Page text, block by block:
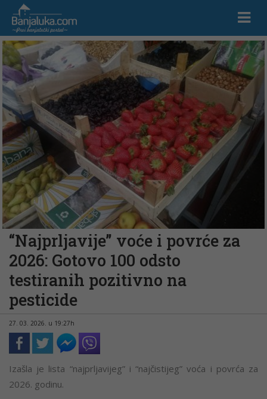
“Najprljavije” voće i povrće za
2026: Gotovo 100 odsto
testiranih pozitivno na
pesticide
27. 03. 2026. u 19:27h
Izašla je lista “najprljavijeg” i “najčistijeg” voća i povrća za
2026. godinu.